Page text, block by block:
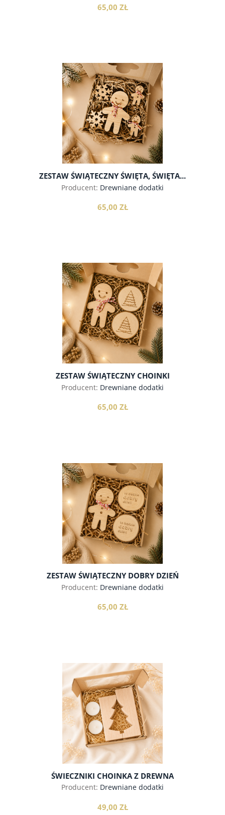
65,00 ZŁ
do koszyka
ZESTAW ŚWIĄTECZNY ŚWIĘTA, ŚWIĘTA...
Producent: Drewniane dodatki
65,00 ZŁ
do koszyka
ZESTAW ŚWIĄTECZNY CHOINKI
Producent: Drewniane dodatki
65,00 ZŁ
do koszyka
ZESTAW ŚWIĄTECZNY DOBRY DZIEŃ
Producent: Drewniane dodatki
65,00 ZŁ
do koszyka
ŚWIECZNIKI CHOINKA Z DREWNA
Producent: Drewniane dodatki
49,00 ZŁ